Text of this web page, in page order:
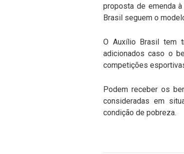
proposta de emenda
Brasil seguem o
O Auxílio Brasil tem
adicionados caso o
competições
Podem receber os
consideradas em
condição de pobreza.